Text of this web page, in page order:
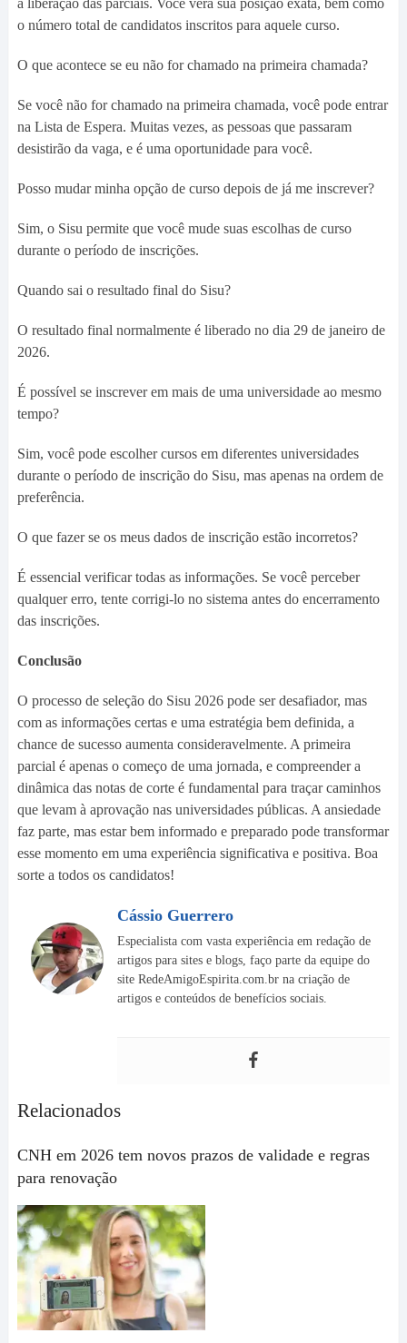
o número total de candidatos inscritos para aquele curso.
O que acontece se eu não for chamado na primeira chamada?
Se você não for chamado na primeira chamada, você pode entrar
na Lista de Espera. Muitas vezes, as pessoas que passaram
desistirão da vaga, e é uma oportunidade para você.
Posso mudar minha opção de curso depois de já me inscrever?
Sim, o Sisu permite que você mude suas escolhas de curso
durante o período de inscrições.
Quando sai o resultado final do Sisu?
O resultado final normalmente é liberado no dia 29 de janeiro de
2026.
É possível se inscrever em mais de uma universidade ao mesmo
tempo?
Sim, você pode escolher cursos em diferentes universidades
durante o período de inscrição do Sisu, mas apenas na ordem de
preferência.
O que fazer se os meus dados de inscrição estão incorretos?
É essencial verificar todas as informações. Se você perceber
qualquer erro, tente corrigi-lo no sistema antes do encerramento
das inscrições.
Conclusão
O processo de seleção do Sisu 2026 pode ser desafiador, mas
com as informações certas e uma estratégia bem definida, a
chance de sucesso aumenta consideravelmente. A primeira
parcial é apenas o começo de uma jornada, e compreender a
dinâmica das notas de corte é fundamental para traçar caminhos
que levam à aprovação nas universidades públicas. A ansiedade
faz parte, mas estar bem informado e preparado pode transformar
esse momento em uma experiência significativa e positiva. Boa
sorte a todos os candidatos!
Cássio Guerrero
Especialista com vasta experiência em redação de
artigos para sites e blogs, faço parte da equipe do
site RedeAmigoEspirita.com.br na criação de
artigos e conteúdos de benefícios sociais.
Relacionados
CNH em 2026 tem novos prazos de validade e regras
para renovação